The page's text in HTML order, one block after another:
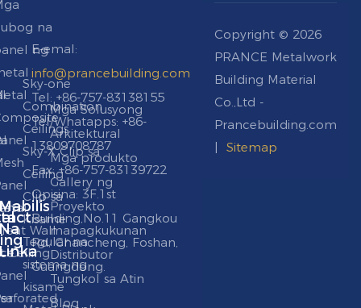
na
ng
Wall
Ceiling
Sky-one
Combination
Ceilings
Sky-X Clip sa
Ceiling
Clip sa
Kisame
Tegular na
sistema ng
kisame
Mga Solusyong
Arkitektural
Mga produkto
Gallery ng
Proyekto
mapagkukunan
Distributor
Tungkol sa Atin
Blog
E-emal:
info@prancebuilding.com
Tel: +86-757-83138155
Tel/Whatapps: +86-
13809708787
Fax: +86-757-83139722
Opisina: 3F.1st
Building,No.11 Gangkou
Rd, Chancheng, Foshan,
Guangdong.
Copyright © 2026
PRANCE Metalwork
Building Material
Co.,Ltd -
Prancebuilding.com
|
Sitemap